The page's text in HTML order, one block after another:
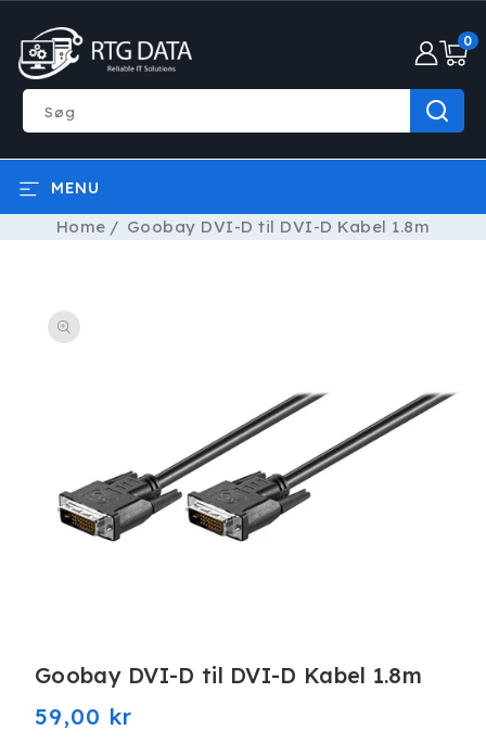
INDHOLD
Søg
0
varer
MENU
Home Goobay DVI-D til DVI-D Kabel 1.8m
1
modus
Goobay DVI-D til DVI-D Kabel 1.8m
Normalpris
59,00 kr